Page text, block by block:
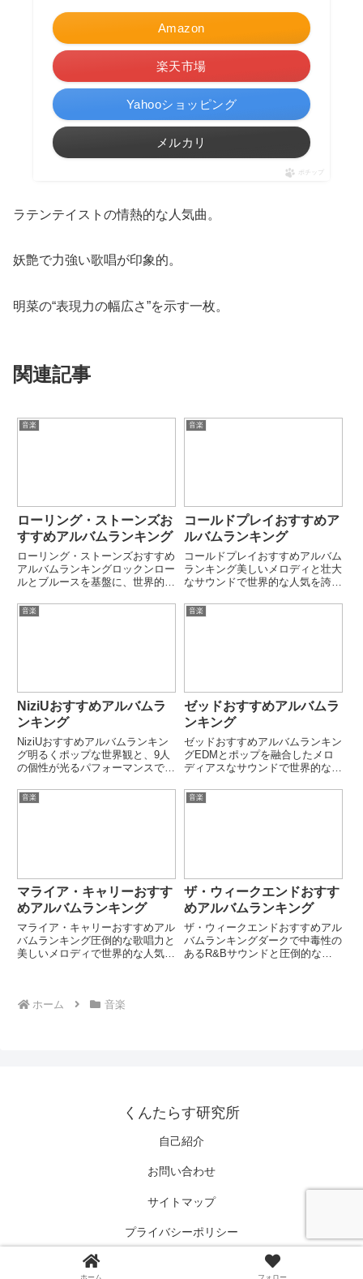
Amazon
楽天市場
Yahooショッピング
メルカリ
ポチップ
ラテンテイストの情熱的な人気曲。
妖艶で力強い歌唱が印象的。
明菜の“表現力の幅広さ”を示す一枚。
関連記事
音楽
ローリング・ストーンズお
すすめアルバムランキング
ローリング・ストーンズおすすめ
アルバムランキングロックンロー
ルとブルースを基盤に、世界的レ
続けるThe Rolling Stones。
音楽
コールドプレイおすすめア
ルバムランキング
コールドプレイおすすめアルバム
ランキング美しいメロディと壮大
なサウンドで世界的な人気を誇る
the Head」「Viva La Vida」
音楽
NiziUおすすめアルバムラ
ンキング
NiziUおすすめアルバムランキン
グ明るくポップな世界観と、9人
の個性が光るパフォーマンスで幅
グループ。「Make you happy」
「Take a picture」など、デビュ
音楽
ゼッドおすすめアルバムラ
ンキング
ゼッドおすすめアルバムランキン
グEDMとポップを融合したメロ
ディアスなサウンドで世界的な人
「True Colors」「Stay +」な
ど、ダンスミュージックの枠を超
音楽
マライア・キャリーおすす
めアルバムランキング
マライア・キャリーおすすめアル
バムランキング圧倒的な歌唱力と
美しいメロディで世界的な人気を
ど、R&Bとポップを融合した名...
音楽
ザ・ウィークエンドおすす
めアルバムランキング
ザ・ウィークエンドおすすめアル
バムランキングダークで中毒性の
あるR&Bサウンドと圧倒的な歌
ホーム 音楽
くんたらす研究所
自己紹介
お問い合わせ
サイトマップ
プライバシーポリシー
ホーム フォロー